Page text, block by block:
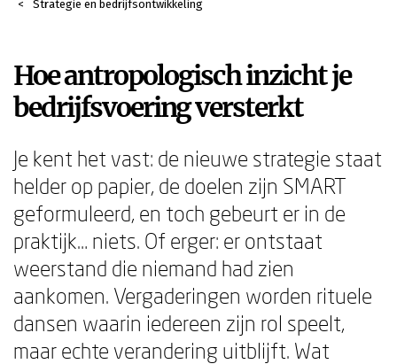
Strategie en bedrijfsontwikkeling
Hoe antropologisch inzicht je
bedrijfsvoering versterkt
Je kent het vast: de nieuwe strategie staat
helder op papier, de doelen zijn SMART
geformuleerd, en toch gebeurt er in de
praktijk… niets. Of erger: er ontstaat
weerstand die niemand had zien
aankomen. Vergaderingen worden rituele
dansen waarin iedereen zijn rol speelt,
maar echte verandering uitblijft. Wat